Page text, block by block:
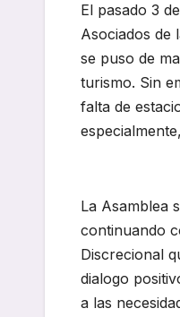
El pasado 3
Asociados de
se puso de
turismo. Sin
falta de
La Asamblea
continuando
Discrecional
dialogo
a las